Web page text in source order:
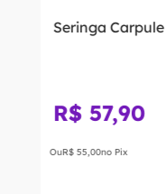
Seringa
R$ 57,90
OuR$ 55,00no Pix